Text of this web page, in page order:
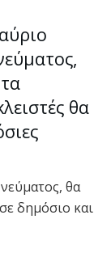
θα
θα
δημόσιο και